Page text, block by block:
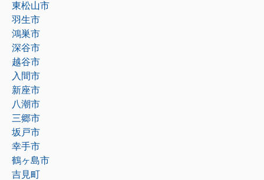
東松山市
羽生市
鴻巣市
深谷市
越谷市
入間市
新座市
八潮市
三郷市
坂戸市
幸手市
鶴ヶ島市
吉見町